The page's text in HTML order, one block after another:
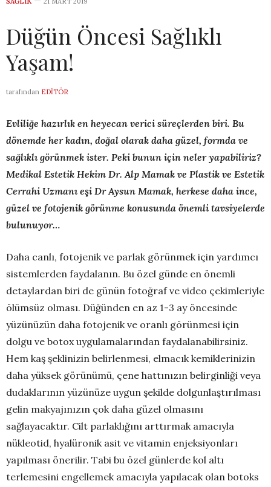
Düğün Öncesi Sağlıklı
Yaşam!
tarafından EDITÖR
Evliliğe hazırlık en heyecan verici süreçlerden biri. Bu
dönemde her kadın, doğal olarak daha güzel, formda ve
sağlıklı görünmek ister. Peki bunun için neler yapabiliriz?
Medikal Estetik Hekim Dr. Alp Mamak ve Plastik ve Estetik
Cerrahi Uzmanı eşi Dr Aysun Mamak, herkese daha ince,
güzel ve fotojenik görünme konusunda önemli tavsiyelerde
bulunuyor…
Daha canlı, fotojenik ve parlak görünmek için yardımcı
sistemlerden faydalanın. Bu özel günde en önemli
detaylardan biri de günün fotoğraf ve video çekimleriyle
ölümsüz olması. Düğünden en az 1-3 ay öncesinde
yüzünüzün daha fotojenik ve oranlı görünmesi için
dolgu ve botox uygulamalarından faydalanabilirsiniz.
Hem kaş şeklinizin belirlenmesi, elmacık kemiklerinizin
daha yüksek görünümü, çene hattınızın belirginliği veya
dudaklarının yüzünüze uygun şekilde dolgunlaştırılması
gelin makyajınızın çok daha güzel olmasını
sağlayacaktır. Cilt parlaklığını arttırmak amacıyla
nükleotid, hyalüronik asit ve vitamin enjeksiyonları
yapılması önerilir. Tabi bu özel günlerde kol altı
terlemesini engellemek amacıyla yapılacak olan botoks